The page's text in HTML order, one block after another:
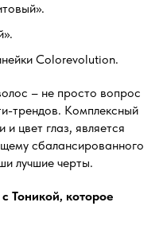
Colorevolution.
– не просто вопрос
трендов. Комплексный
цвет глаз, является
сбалансированного
лучшие черты.
Тоникой, которое